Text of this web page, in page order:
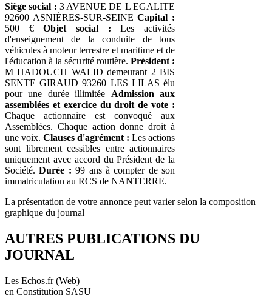
Siège social : 3 AVENUE DE L EGALITE
92600 ASNIÈRES-SUR-SEINECapital :
500 €Objet social : Les activités
d'enseignement de la conduite de tous
véhicules à moteur terrestre et maritime et de
l'éducation à la sécurité routière. Président :
M HADOUCH WALID demeurant 2 BIS
SENTE GIRAUD 93260 LES LILAS élu
pour une durée illimitée Admission aux
assemblées et exercice du droit de vote :
Chaque actionnaire est convoqué aux
Assemblées. Chaque action donne droit à
une voix. Clauses d'agrément : Les actions
sont librement cessibles entre actionnaires
uniquement avec accord du Président de la
Société.Durée : 99 ans à compter de son
immatriculation au RCS de NANTERRE.
La présentation de votre annonce peut varier selon la composition
graphique du journal
AUTRES PUBLICATIONS DU
JOURNAL
Les Echos.fr (Web)
en Constitution SASU